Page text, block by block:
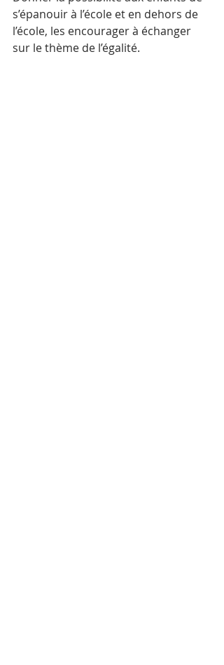
s’épanouir à l’école et en dehors de
l’école, les encourager à échanger
sur le thème de l’égalité.